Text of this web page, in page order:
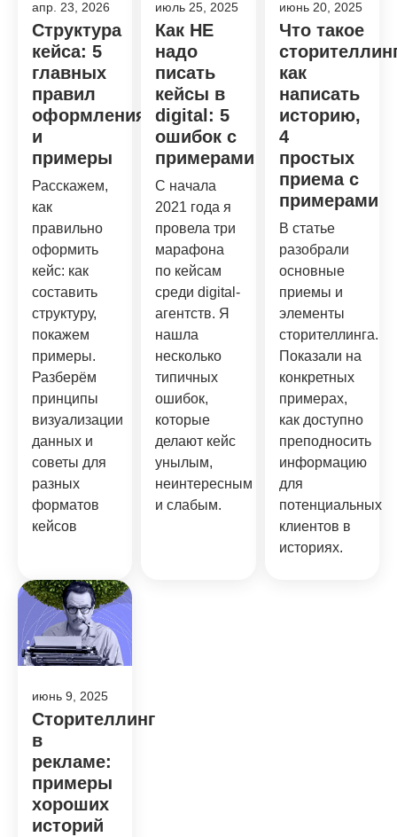
апр. 23, 2026
Структура
кейса: 5
главных
правил
оформления
и
примеры
Расскажем,
как
правильно
оформить
кейс: как
составить
структуру,
покажем
примеры.
Разберём
принципы
визуализации
данных и
советы для
разных
форматов
кейсов
июль 25, 2025
Как НЕ
надо
писать
кейсы в
digital: 5
ошибок с
примерами
С начала
2021 года я
провела три
марафона
по кейсам
среди digital-
агентств. Я
нашла
несколько
типичных
ошибок,
которые
делают кейс
унылым,
неинтересным
и слабым.
июнь 20, 2025
Что такое
как
написать
историю,
4
простых
приема с
примерами
В статье
разобрали
основные
приемы и
элементы
сторителлинга.
Показали на
конкретных
примерах,
как доступно
преподносить
информацию
для
потенциальных
клиентов в
историях.
июнь 9, 2025
Сторителлинг
в
рекламе:
примеры
хороших
историй